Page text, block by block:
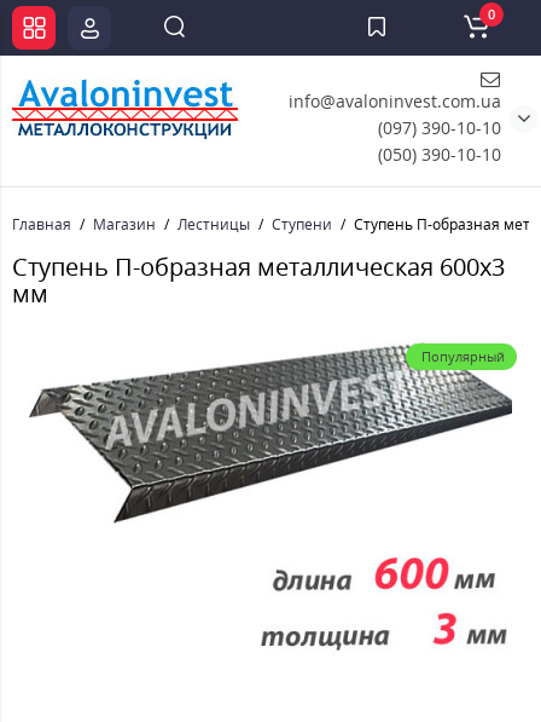
info@avaloninvest.com.ua
(097) 390-10-10
(050) 390-10-10
0
Главная Магазин Лестницы Ступени Ступень П-образная
Ступень П-образная металлическая 600x3
мм
Популярный